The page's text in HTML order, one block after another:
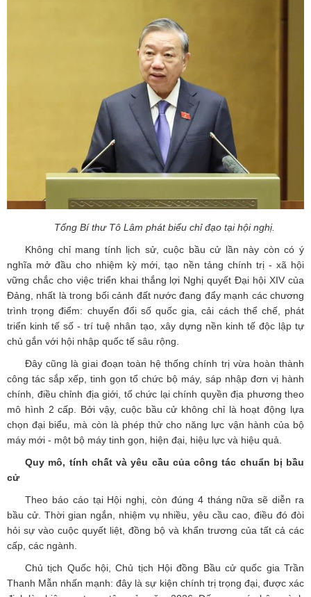
Tổng Bí thư Tô Lâm phát biểu chỉ đạo tại hội nghị.
Không chỉ mang tính lịch sử, cuộc bầu cử lần này còn có ý
nghĩa mở đầu cho nhiệm kỳ mới, tạo nền tảng chính trị - xã hội
vững chắc cho việc triển khai thắng lợi Nghị quyết Đại hội XIV của
Đảng, nhất là trong bối cảnh đất nước đang đẩy mạnh các chương
trình trọng điểm: chuyển đổi số quốc gia, cải cách thể chế, phát
triển kinh tế số - trí tuệ nhân tạo, xây dựng nền kinh tế độc lập tự
chủ gắn với hội nhập quốc tế sâu rộng.
Đây cũng là giai đoạn toàn hệ thống chính trị vừa hoàn thành
công tác sắp xếp, tinh gọn tổ chức bộ máy, sáp nhập đơn vị hành
chính, điều chỉnh địa giới, tổ chức lại chính quyền địa phương theo
mô hình 2 cấp. Bởi vậy, cuộc bầu cử không chỉ là hoạt động lựa
chọn đại biểu, mà còn là phép thử cho năng lực vận hành của bộ
máy mới - một bộ máy tinh gọn, hiện đại, hiệu lực và hiệu quả.
Quy mô, tính chất và yêu cầu của công tác chuẩn bị bầu
cử
Theo báo cáo tại Hội nghị, còn đúng 4 tháng nữa sẽ diễn ra
bầu cử. Thời gian ngắn, nhiệm vụ nhiều, yêu cầu cao, điều đó đòi
hỏi sự vào cuộc quyết liệt, đồng bộ và khẩn trương của tất cả các
cấp, các ngành.
Chủ tịch Quốc hội, Chủ tịch Hội đồng Bầu cử quốc gia Trần
Thanh Mẫn nhấn mạnh: đây là sự kiện chính trị trọng đại, được xác